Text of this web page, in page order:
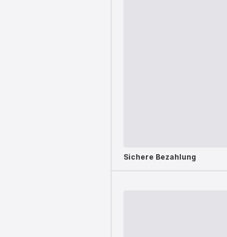
Sichere Bezahlung